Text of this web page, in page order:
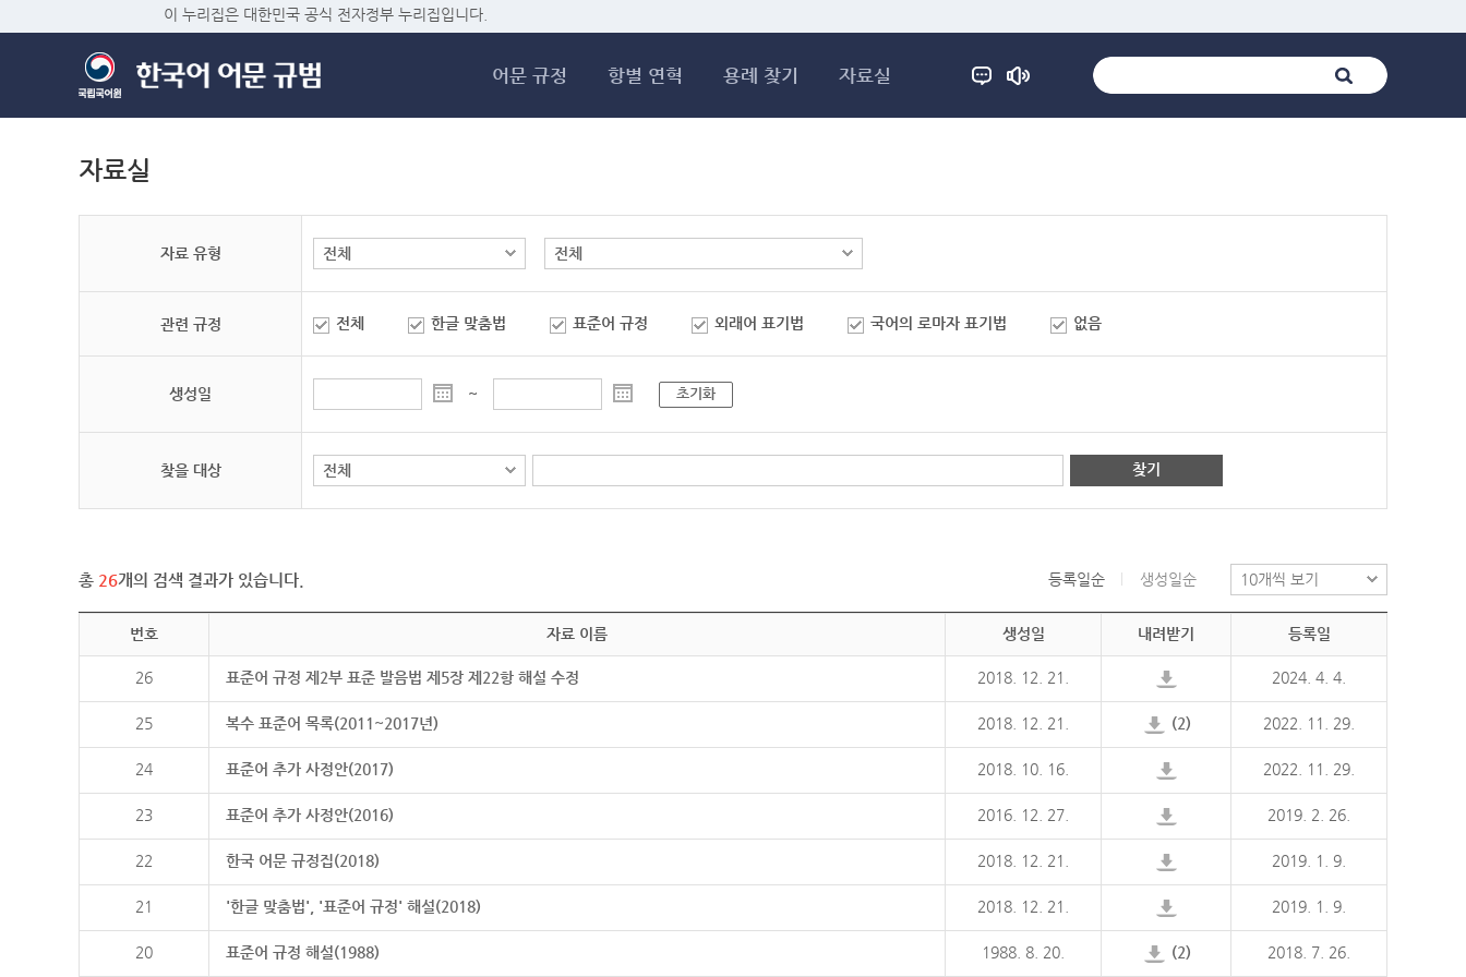
이 누리집은 대한민국 공식 전자정부 누리집입니다.
어문 규정 항별 연혁 용례 찾기 자료실
자료실
자료 유형
관련 규정 전체 한글 맞춤법 표준어 규정 외래어 표기법 국어의 로마자 표기법 없음
생성일 ~ 초기화
찾을 대상 찾기
총 26개의 검색 결과가 있습니다. 등록일순 생성일순
번호 자료 이름 생성일 내려받기 등록일
26 표준어 규정 제2부 표준 발음법 제5장 제22항 해설 수정 2018. 12. 21. 2024. 4. 4.
25 복수 표준어 목록(2011~2017년) 2018. 12. 21. (2) 2022. 11. 29.
24 표준어 추가 사정안(2017) 2018. 10. 16. 2022. 11. 29.
23 표준어 추가 사정안(2016) 2016. 12. 27. 2019. 2. 26.
22 한국 어문 규정집(2018) 2018. 12. 21. 2019. 1. 9.
21 '한글 맞춤법', '표준어 규정' 해설(2018) 2018. 12. 21. 2019. 1. 9.
20 표준어 규정 해설(1988) 1988. 8. 20. (2) 2018. 7. 26.